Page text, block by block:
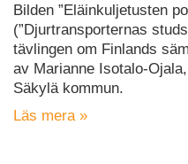
Bilden ”Eläinkuljetusten
(”Djurtransporternas
tävlingen om Finlands
av Marianne Isotalo-
Säkylä kommun.
Läs mera »